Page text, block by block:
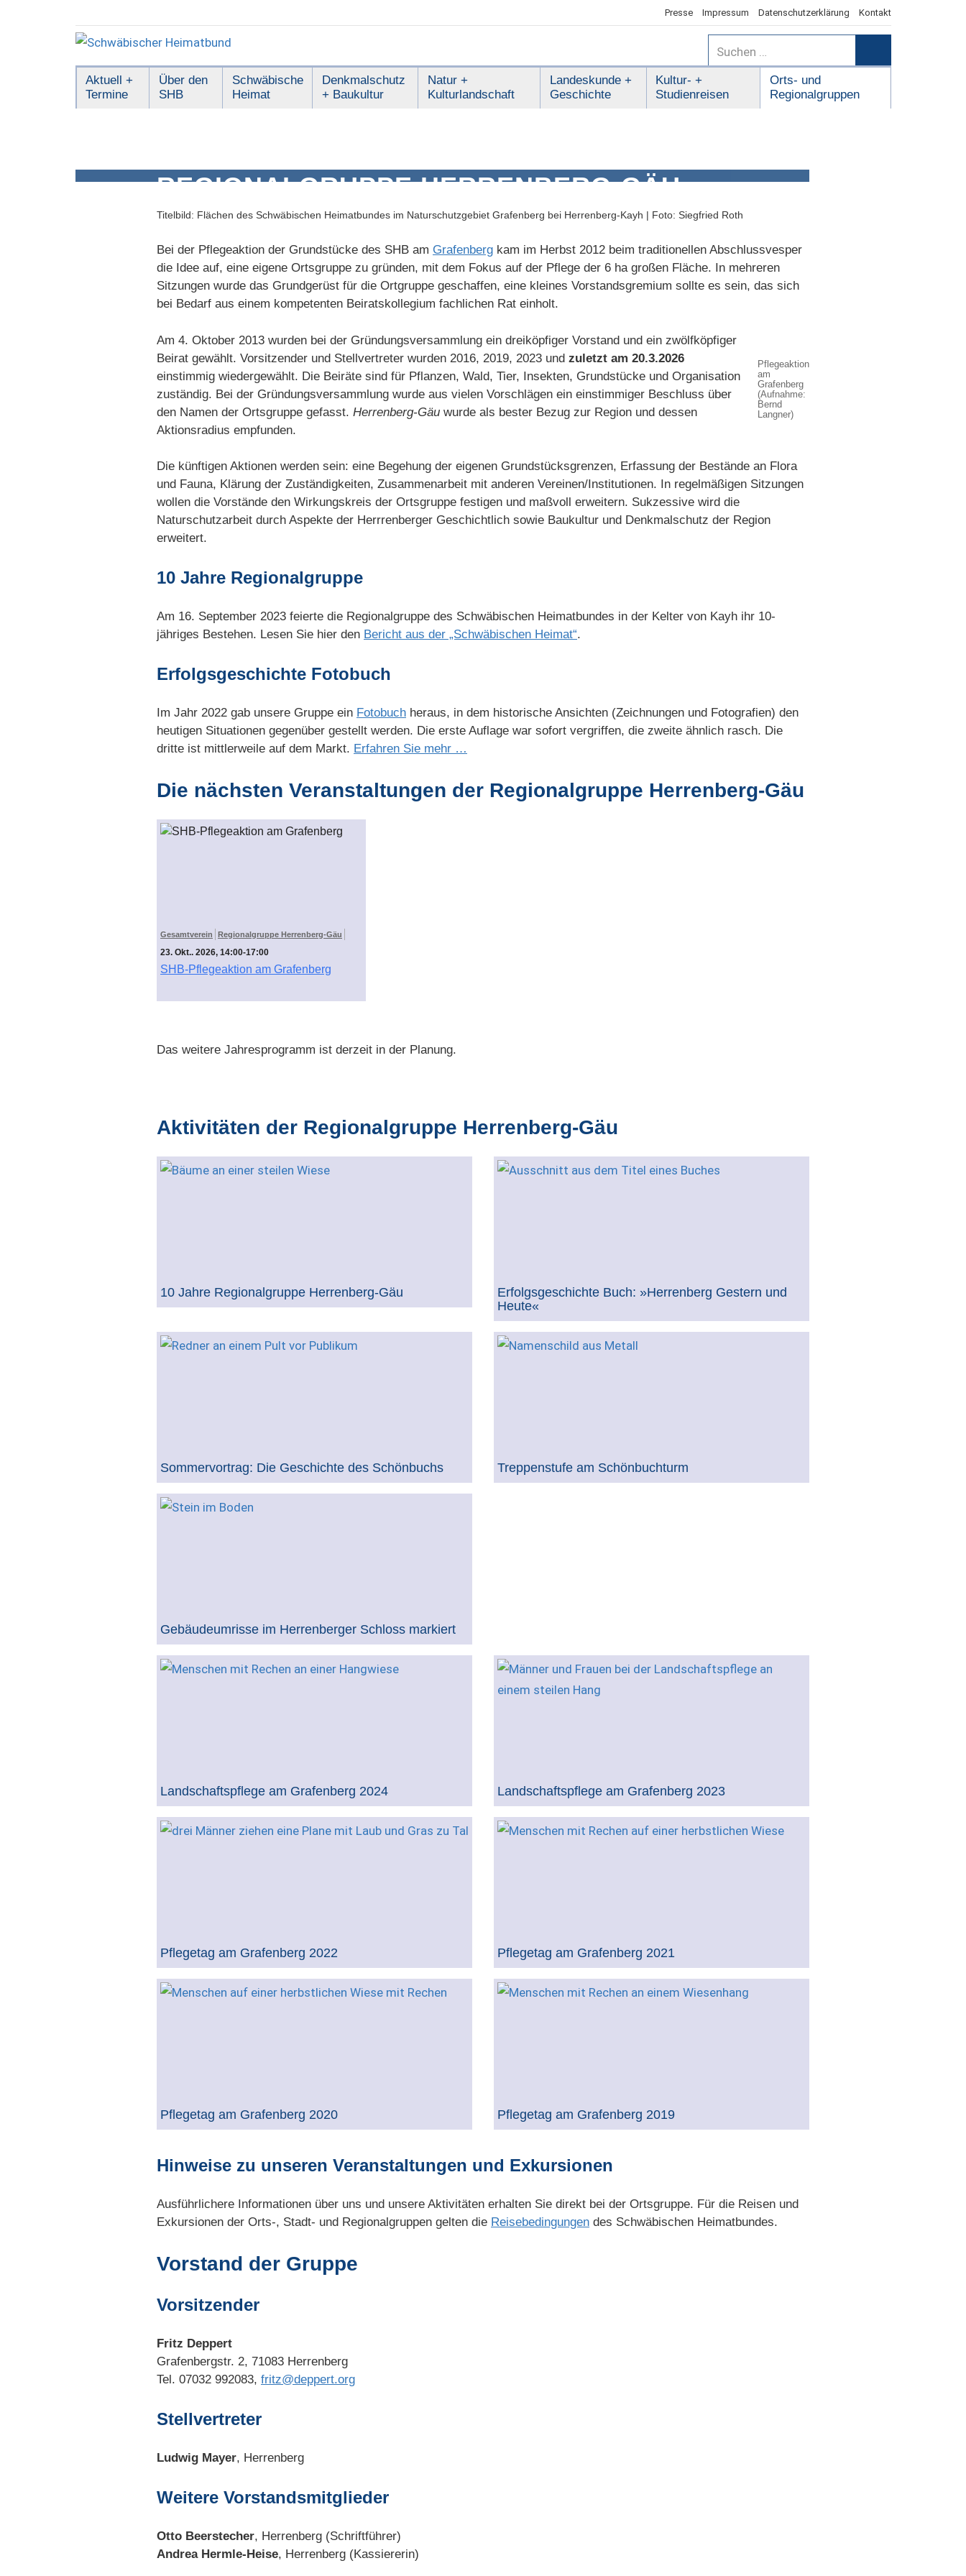
Presse Impressum Datenschutzerklärung Kontakt
Schwäbischer
Heimatbund
Suchen
nach:
Aktuell +
Termine
Über den
SHB
Schwäbische
Heimat
Denkmalschutz
+ Baukultur
Natur +
Kulturlandschaft
Landeskunde +
Geschichte
Kultur- +
Studienreisen
Orts- und
Regionalgruppen
REGIONALGRUPPE HERRENBERG-GÄU
Titelbild: Flächen des Schwäbischen Heimatbundes im Naturschutzgebiet Grafenberg bei Herrenberg-Kayh | Foto: Siegfried Roth
Bei der Pflegeaktion der Grundstücke des SHB am Grafenberg kam im Herbst 2012 beim traditionellen Abschlussvesper
die Idee auf, eine eigene Ortsgruppe zu gründen, mit dem Fokus auf der Pflege der 6 ha großen Fläche. In mehreren
Sitzungen wurde das Grundgerüst für die Ortgruppe geschaffen, eine kleines Vorstandsgremium sollte es sein, das sich
bei Bedarf aus einem kompetenten Beiratskollegium fachlichen Rat einholt.
Pflegeaktion
am
Grafenberg
(Aufnahme:
Bernd
Langner)
Am 4. Oktober 2013 wurden bei der Gründungsversammlung ein dreiköpfiger Vorstand und ein zwölfköpfiger
Beirat gewählt. Vorsitzender und Stellvertreter wurden 2016, 2019, 2023 und zuletzt am 20.3.2026
einstimmig wiedergewählt. Die Beiräte sind für Pflanzen, Wald, Tier, Insekten, Grundstücke und Organisation
zuständig. Bei der Gründungsversammlung wurde aus vielen Vorschlägen ein einstimmiger Beschluss über
den Namen der Ortsgruppe gefasst. Herrenberg-Gäu wurde als bester Bezug zur Region und dessen
Aktionsradius empfunden.
Die künftigen Aktionen werden sein: eine Begehung der eigenen Grundstücksgrenzen, Erfassung der Bestände an Flora
und Fauna, Klärung der Zuständigkeiten, Zusammenarbeit mit anderen Vereinen/Institutionen. In regelmäßigen Sitzungen
wollen die Vorstände den Wirkungskreis der Ortsgruppe festigen und maßvoll erweitern. Sukzessive wird die
Naturschutzarbeit durch Aspekte der Herrrenberger Geschichtlich sowie Baukultur und Denkmalschutz der Region
erweitert.
10 Jahre Regionalgruppe
Am 16. September 2023 feierte die Regionalgruppe des Schwäbischen Heimatbundes in der Kelter von Kayh ihr 10-
jähriges Bestehen. Lesen Sie hier den Bericht aus der „Schwäbischen Heimat“.
Erfolgsgeschichte Fotobuch
Im Jahr 2022 gab unsere Gruppe ein Fotobuch heraus, in dem historische Ansichten (Zeichnungen und Fotografien) den
heutigen Situationen gegenüber gestellt werden. Die erste Auflage war sofort vergriffen, die zweite ähnlich rasch. Die
dritte ist mittlerweile auf dem Markt. Erfahren Sie mehr …
Die nächsten Veranstaltungen der Regionalgruppe Herrenberg-Gäu
Gesamtverein Regionalgruppe Herrenberg-Gäu
23. Okt.. 2026, 14:00-17:00
SHB-Pflegeaktion am Grafenberg
Das weitere Jahresprogramm ist derzeit in der Planung.
Aktivitäten der Regionalgruppe Herrenberg-Gäu
10 Jahre Regionalgruppe Herrenberg-Gäu
Erfolgsgeschichte Buch: »Herrenberg Gestern und
Heute«
Sommervortrag: Die Geschichte des Schönbuchs Treppenstufe am Schönbuchturm
Gebäudeumrisse im Herrenberger Schloss markiert
Landschaftspflege am Grafenberg 2024 Landschaftspflege am Grafenberg 2023
Pflegetag am Grafenberg 2022 Pflegetag am Grafenberg 2021
Pflegetag am Grafenberg 2020 Pflegetag am Grafenberg 2019
Hinweise zu unseren Veranstaltungen und Exkursionen
Ausführlichere Informationen über uns und unsere Aktivitäten erhalten Sie direkt bei der Ortsgruppe. Für die Reisen und
Exkursionen der Orts-, Stadt- und Regionalgruppen gelten die Reisebedingungen des Schwäbischen Heimatbundes.
Vorstand der Gruppe
Vorsitzender
Fritz Deppert
Grafenbergstr. 2, 71083 Herrenberg
Tel. 07032 992083, fritz@deppert.org
Stellvertreter
Ludwig Mayer, Herrenberg
Weitere Vorstandsmitglieder
Otto Beerstecher, Herrenberg (Schriftführer)
Andrea Hermle-Heise, Herrenberg (Kassiererin)